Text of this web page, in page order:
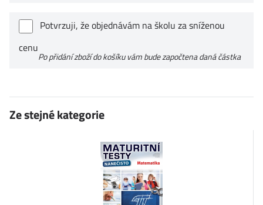
Potvrzuji, že objednávám na školu za sníženou
cenu
Po přidání zboží do košíku vám bude započtena daná částka
Ze stejné kategorie